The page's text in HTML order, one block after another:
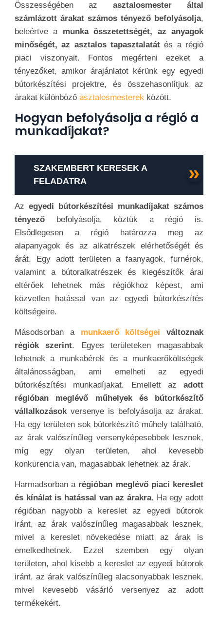
Összességében az asztalosmester által
számlázott árakat számos tényező befolyásolja,
beleértve a munka összetettségét, az anyagok
minőségét, az asztalos tapasztalatátés a régió
piaci viszonyait. Fontos megérteni ezeket a
tényezőket, amikor árajánlatot kérünk egy egyedi
bútorkészítési projektre, és összehasonlítjuk az
árakat különböző asztalosmesterek között.
Hogyan befolyásolja a régió a
munkadíjakat?
SZAKEMBERT KERESEK A
FELADATRA
Az egyedi bútorkészítési munkadíjakat számos
tényező befolyásolja, köztük a régió is.
Elsődlegesen a régió határozza meg az
alapanyagok és az alkatrészek elérhetőségét és
árát. Egy adott területen a faanyagok, furnérok,
valamint a bútoralkatrészek és kiegészítők árai
eltérőek lehetnek más régiókhoz képest, ami
közvetlen hatással van az egyedi bútorkészítés
költségeire.
Másodsorban a munkaerő költségei változnak
régiók szerint. Egyes területeken magasabbak
lehetnek a munkabérek és a munkaerőköltségek
általánosságban, ami emelheti az egyedi
bútorkészítési munkadíjakat. Emellett az adott
régióban meglévő műhelyek és bútorkészítő
vállalkozások versenye is befolyásolja az árakat.
Ha egy területen sok bútorkészítő műhely található,
az árak valószínűleg versenyképesebbek lesznek,
míg egy olyan területen, ahol kevesebb
konkurencia van, magasabbak lehetnek az árak.
Harmadsorban a régióban meglévő piaci kereslet
és kínálat is hatással van az árakra. Ha egy adott
régióban nagyobb a kereslet az egyedi bútorok
iránt, az árak valószínűleg magasabbak lesznek,
mivel a kereslet növekedése miatt az árak is
emelkedhetnek. Ezzel szemben egy olyan
területen, ahol kisebb a kereslet az egyedi bútorok
iránt, az árak valószínűleg alacsonyabbak lesznek,
mivel kevesebb vásárló versenyez az adott
termékekért.